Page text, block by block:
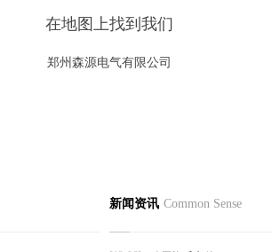
在地图上找到我们
郑州森源电气有限公司
注意事项
新闻资讯 Common Sense